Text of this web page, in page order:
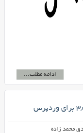
ادامه مطلب...
محمد زاده